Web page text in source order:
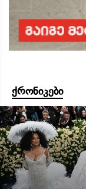
ქრონიკები